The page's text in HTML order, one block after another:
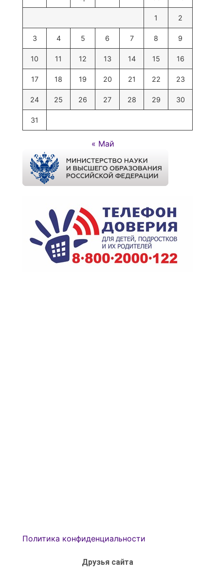
1 2
3 4 5 6 7 8 9
10 11 12 13 14 15 16
17 18 19 20 21 22 23
24 25 26 27 28 29 30
31
« Май
Политика конфиденциальности
Друзья сайта